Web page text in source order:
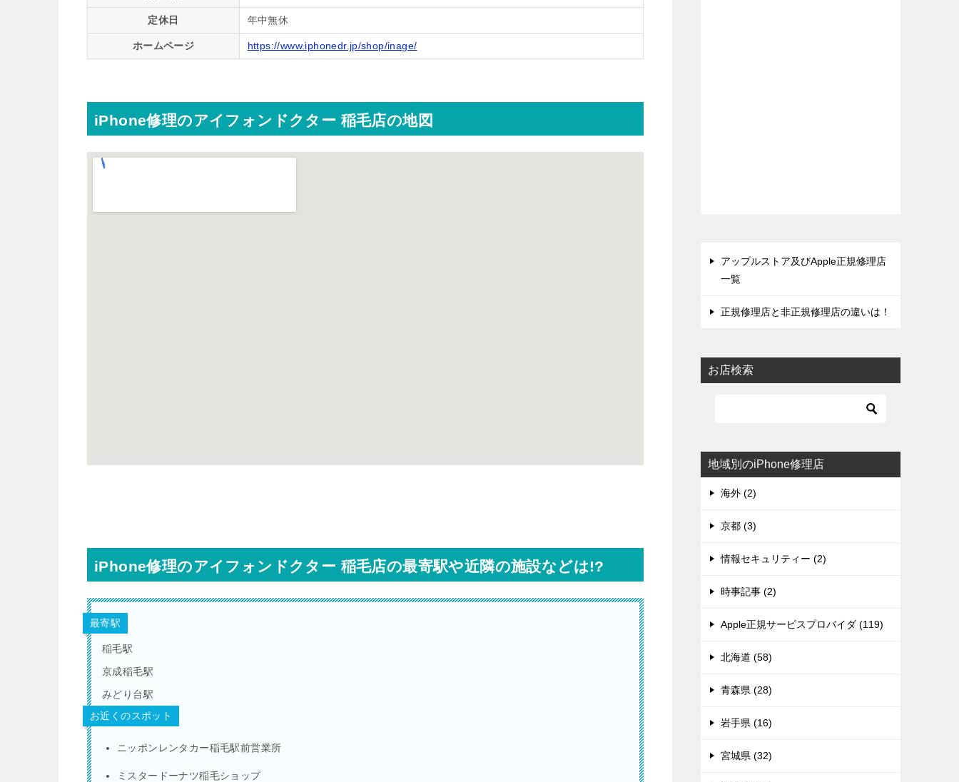
定休日 年中無休
ホームページ https://www.iphonedr.jp/shop/inage/
iPhone修理のアイフォンドクター 稲毛店の地図
iPhone修理のアイフォンドクター 稲毛店の最寄駅や近隣の施設などは!?
最寄駅
稲毛駅
京成稲毛駅
みどり台駅
お近くのスポット
ニッポンレンタカー稲毛駅前営業所
ミスタードーナツ稲毛ショップ
アップルストア及びApple正規修理店
一覧
正規修理店と非正規修理店の違いは！
お店検索
地域別のiPhone修理店
海外 (2)
京都 (3)
情報セキュリティー (2)
時事記事 (2)
Apple正規サービスプロバイダ (119)
北海道 (58)
青森県 (28)
岩手県 (16)
宮城県 (32)